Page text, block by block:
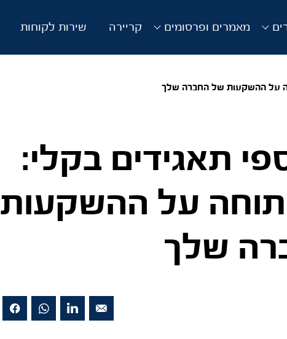
מאמרים ופרסומים קריירה שירות לקוחות
על ההשקעות של החברה שלך
תאגידים בקלי:
על ההשקעות
שלך